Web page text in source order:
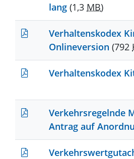
lang (1,3 MB)
Verhaltenskodex
Onlineversion (792
Verhaltenskodex
Verkehrsregelnde
Antrag auf